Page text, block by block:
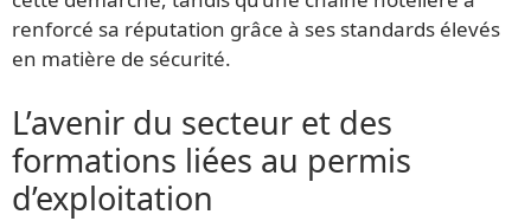
renforcé sa réputation grâce à ses standards élevés
en matière de sécurité.
L’avenir du secteur et des
formations liées au permis
d’exploitation